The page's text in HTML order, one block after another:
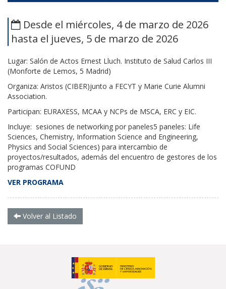
Desde el miércoles, 4 de marzo de 2026
hasta el jueves, 5 de marzo de 2026
Lugar: Salón de Actos Ernest Lluch. Instituto de Salud Carlos III
(Monforte de Lemos, 5 Madrid)
Organiza: Aristos (CIBER)junto a FECYT y Marie Curie Alumni
Association.
Participan: EURAXESS, MCAA y NCPs de MSCA, ERC y EIC.
Incluye: sesiones de networking por paneles5 paneles: Life
Sciences, Chemistry, Information Science and Engineering,
Physics and Social Sciences) para intercambio de
proyectos/resultados, además del encuentro de gestores de los
programas COFUND
VER PROGRAMA
Volver al Listado